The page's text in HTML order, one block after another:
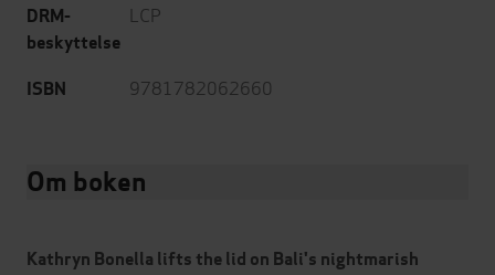
DRM-
beskyttelse
LCP
ISBN 9781782062660
Om boken
Kathryn Bonella lifts the lid on Bali's nightmarish